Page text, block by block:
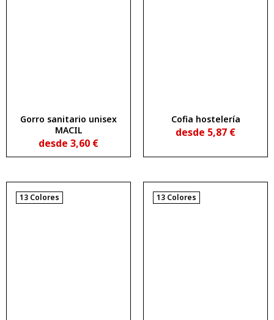
Gorro sanitario unisex
MACIL
desde 3,60 €
Cofia hostelería
desde 5,87 €
13 Colores 13 Colores